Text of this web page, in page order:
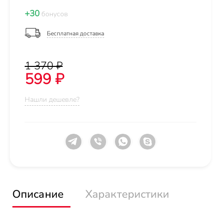
+30 бонусов
Бесплатная доставка
1 370 ₽
599 ₽
Нашли дешевле?
Описание
Характеристики